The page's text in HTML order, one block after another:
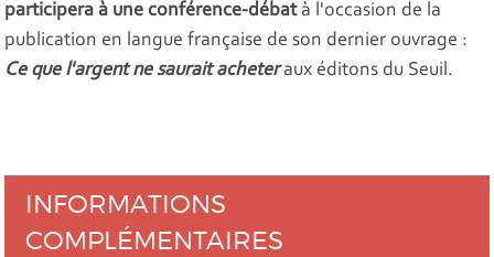
participera à une conférence-débat à l'occasion de la
publication en langue française de son dernier ouvrage :
Ce que l'argent ne saurait acheter aux éditons du Seuil.
INFORMATIONS
COMPLÉMENTAIRES